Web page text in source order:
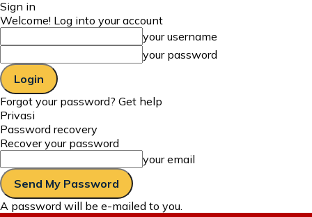
Sign in
Welcome! Log into your account
your username
your password
Forgot your password? Get help
Privasi
Password recovery
Recover your password
your email
A password will be e-mailed to you.